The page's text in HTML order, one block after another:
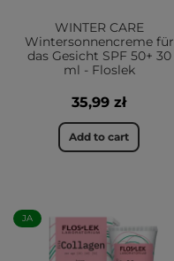
WINTER CARE
Wintersonnencreme für
das Gesicht SPF 50+ 30
ml - Floslek
35,99 zł
Add to cart
JA